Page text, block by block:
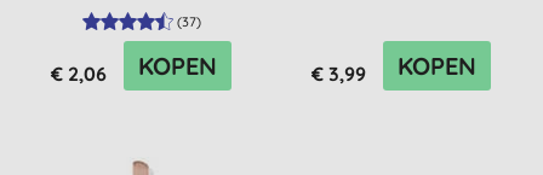
(37)
€ 2,06 KOPEN € 3,99 KOPEN